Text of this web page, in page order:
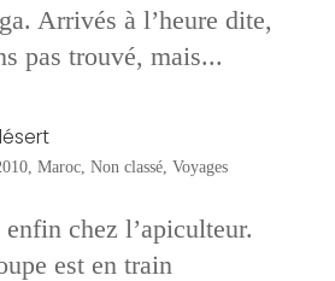
Arrivés à l’heure dite,
pas trouvé, mais...
, Maroc, Non classé, Voyages
chez l’apiculteur.
est en train